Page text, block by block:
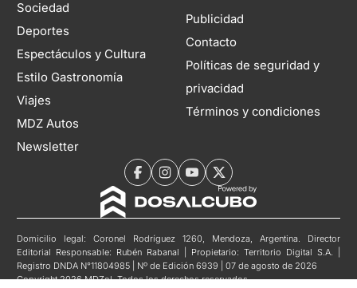
Sociedad
Deportes
Espectáculos y Cultura
Estilo Gastronomía
Viajes
MDZ Autos
Newsletter
Publicidad
Contacto
Políticas de seguridad y
privacidad
Términos y condiciones
Domicilio legal: Coronel Rodríguez 1260, Mendoza, Argentina. Director
Editorial Responsable: Rubén Rabanal | Propietario: Territorio Digital S.A. |
Registro DNDA N°11804985 | Nº de Edición 6939 | 07 de agosto de 2026
Copyright 2026 MDZol. Todos los derechos reservados.